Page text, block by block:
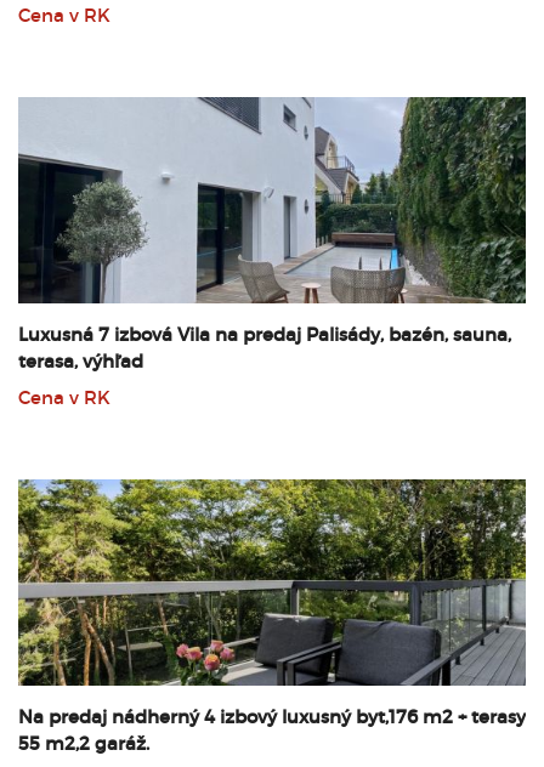
Cena v RK
Luxusná 7 izbová Vila na predaj Palisády, bazén, sauna,
terasa, výhľad
Cena v RK
Na predaj nádherný 4 izbový luxusný byt,176 m2 + terasy
55 m2,2 garáž.